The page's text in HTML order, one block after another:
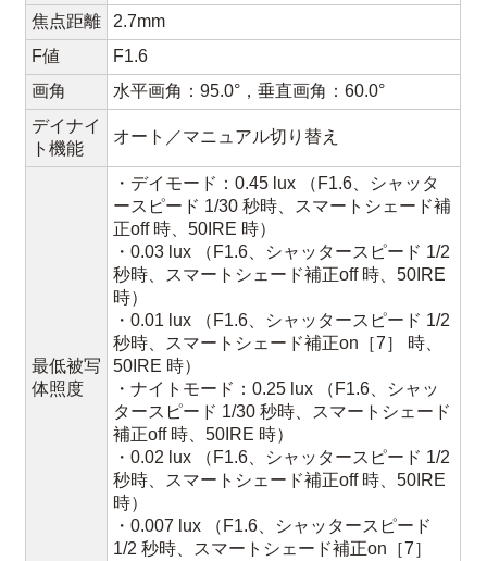
焦点距離
2.7mm
F値
F1.6
画角
水平画角：95.0°，垂直画角：60.0°
デイナイ
ト機能
オート／マニュアル切り替え
最低被写
体照度
・デイモード：0.45 lux （F1.6、シャッタ
ースピード 1/30 秒時、スマートシェード補
正off 時、50IRE 時）
・0.03 lux （F1.6、シャッタースピード 1/2
秒時、スマートシェード補正off 時、50IRE
時）
・0.01 lux （F1.6、シャッタースピード 1/2
秒時、スマートシェード補正on［7］ 時、
50IRE 時）
・ナイトモード：0.25 lux （F1.6、シャッ
タースピード 1/30 秒時、スマートシェード
補正off 時、50IRE 時）
・0.02 lux （F1.6、シャッタースピード 1/2
秒時、スマートシェード補正off 時、50IRE
時）
・0.007 lux （F1.6、シャッタースピード
1/2 秒時、スマートシェード補正on［7］